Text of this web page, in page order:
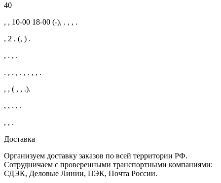
40
, , 10-00 18-00 (-), . , , .
, 2 , (, ) .
, . , .
. , . , . , . , , .
, , ( , , .).
, , . , .
, , .
Доставка
Организуем доставку заказов по всей территории РФ.
Сотрудничаем с проверенными транспортными компаниями:
СДЭК, Деловые Линии, ПЭК, Почта России.